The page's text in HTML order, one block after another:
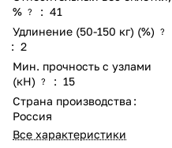
% ? : 41
Удлинение (50-150 кг) (%)
?
: 2
Мин. прочность с узлами
(кН)
? : 15
Страна производства :
Россия
Все характеристики